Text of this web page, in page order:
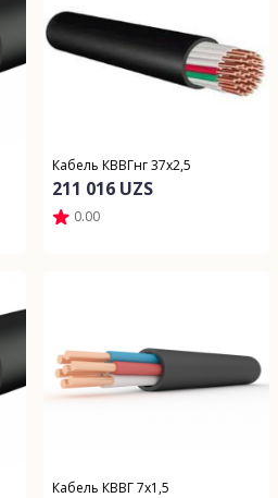
Кабель КВВГнг 37х2,5
211 016 UZS
0.00
Кабель КВВГ 7х1,5